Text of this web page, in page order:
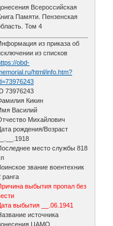
Всероссийская
Памяти. Пензенская
Том 4
из приказа об
из списков
obd-
html/info.htm?
73976243
Кикин
Василий
Михайлович
рождения/Возраст
__.__.1918
место службы 818
звание воентехник
ранга
выбытия пропал без
выбытия __.06.1941
источника
ЦАМО